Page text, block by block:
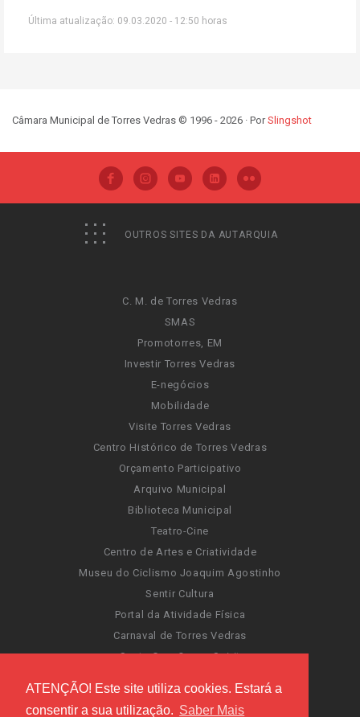
ATENÇÃO! Este site utiliza cookies. Estará a
consentir a sua utilização. Saber Mais
Última atualização: 09.03.2020 - 12:50 horas
Câmara Municipal de Torres Vedras © 1996 - 2026 · PorSlingshot
OUTROS SITES DA AUTARQUIA
C. M. de Torres Vedras
SMAS
Promotorres, EM
Investir Torres Vedras
E-negócios
Mobilidade
Visite Torres Vedras
Centro Histórico de Torres Vedras
Orçamento Participativo
Arquivo Municipal
Biblioteca Municipal
Teatro-Cine
Centro de Artes e Criatividade
Museu do Ciclismo Joaquim Agostinho
Sentir Cultura
Portal da Atividade Física
Carnaval de Torres Vedras
Santa Cruz Ocean Spirit